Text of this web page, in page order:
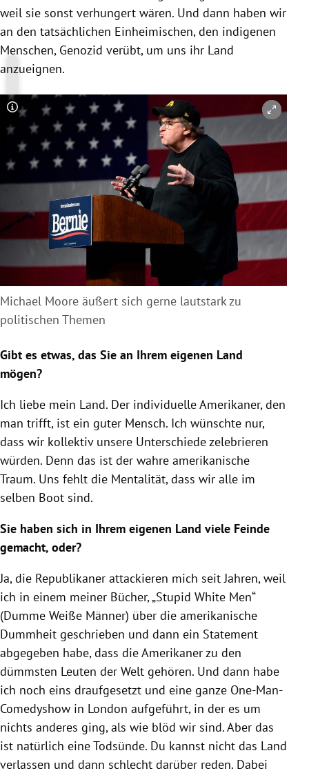
weil sie sonst verhungert wären. Und dann haben wir
an den tatsächlichen Einheimischen, den indigenen
Menschen, Genozid verübt, um uns ihr Land
anzueignen.
Copyright-Hinweis öffnen/schließen
Michael Moore äußert sich gerne lautstark zu
politischen Themen
Gibt es etwas, das Sie an Ihrem eigenen Land
mögen?
Ich liebe mein Land. Der individuelle Amerikaner, den
man trifft, ist ein guter Mensch. Ich wünschte nur,
dass wir kollektiv unsere Unterschiede zelebrieren
würden. Denn das ist der wahre amerikanische
Traum. Uns fehlt die Mentalität, dass wir alle im
selben Boot sind.
Sie haben sich in Ihrem eigenen Land viele Feinde
gemacht, oder?
Ja, die Republikaner attackieren mich seit Jahren, weil
ich in einem meiner Bücher, „Stupid White Men“
(Dumme Weiße Männer) über die amerikanische
Dummheit geschrieben und dann ein Statement
abgegeben habe, dass die Amerikaner zu den
dümmsten Leuten der Welt gehören. Und dann habe
ich noch eins draufgesetzt und eine ganze One-Man-
Comedyshow in London aufgeführt, in der es um
nichts anderes ging, als wie blöd wir sind. Aber das
ist natürlich eine Todsünde. Du kannst nicht das Land
verlassen und dann schlecht darüber reden. Dabei